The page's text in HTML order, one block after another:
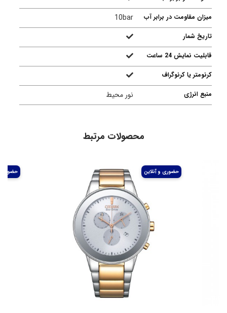
میزان مقاومت در برابر آب
10bar
تاریخ شمار
قابلیت نمایش 24 ساعت
کرنومتر یا کرنوگراف
منبع انرژی
نور محیط
محصولات مرتبط